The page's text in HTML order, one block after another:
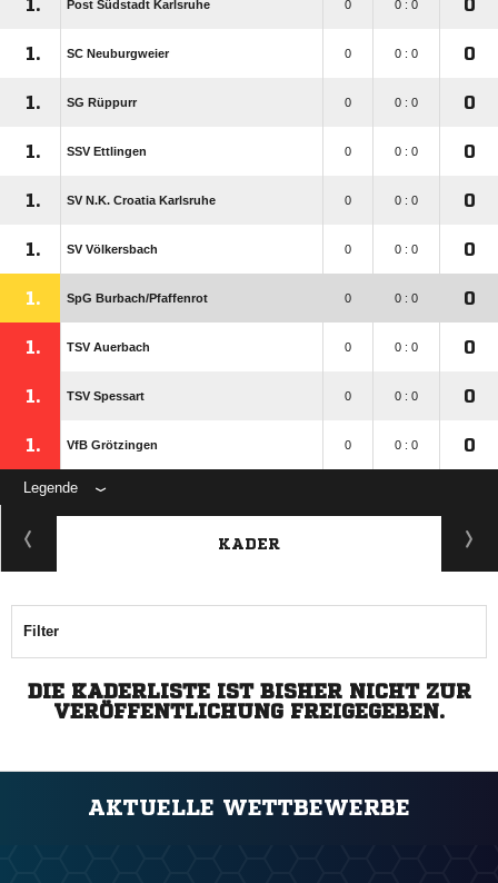
1. Post Südstadt Karlsruhe 0 0 : 0 0
1. SC Neuburgweier 0 0 : 0 0
1. SG Rüppurr 0 0 : 0 0
1. SSV Ettlingen 0 0 : 0 0
1. SV N.K. Croatia Karlsruhe 0 0 : 0 0
1. SV Völkersbach 0 0 : 0 0
1. SpG Burbach/​Pfaffenrot 0 0 : 0 0
1. TSV Auerbach 0 0 : 0 0
1. TSV Spessart 0 0 : 0 0
1. VfB Grötzingen 0 0 : 0 0
Legende
KADER
Filter
DIE KADERLISTE IST BISHER NICHT ZUR
VERÖFFENTLICHUNG FREIGEGEBEN.
AKTUELLE WETTBEWERBE